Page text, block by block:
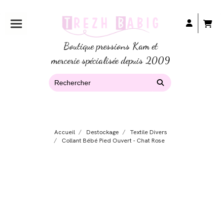
Boutique pressions Kam et
mercerie spécialisée depuis 2009
Accueil Destockage
Textile Divers
Collant Bébé Pied Ouvert - Chat Rose